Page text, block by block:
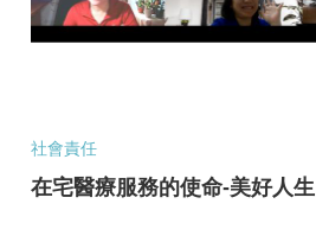
社會責任
在宅醫療服務的使命-美好人